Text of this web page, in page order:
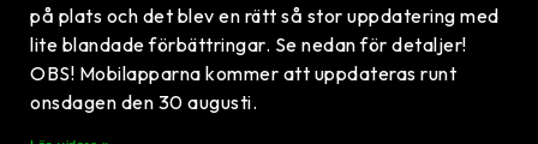
på plats och det blev en rätt så stor uppdatering med
lite blandade förbättringar. Se nedan för detaljer!
OBS! Mobilapparna kommer att uppdateras runt
onsdagen den 30 augusti.